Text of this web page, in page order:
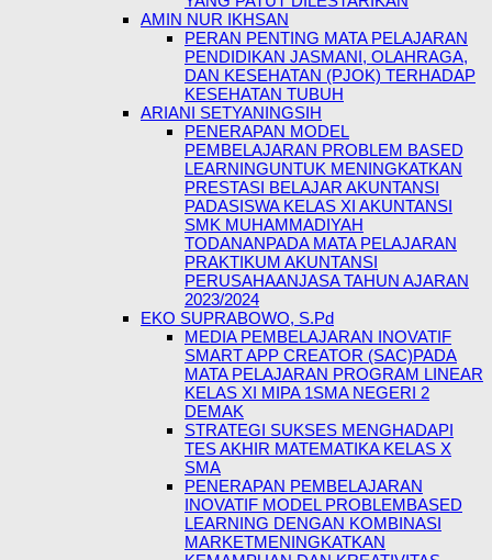
AMIN NUR IKHSAN
PERAN PENTING MATA PELAJARAN
PENDIDIKAN JASMANI, OLAHRAGA,
DAN KESEHATAN (PJOK) TERHADAP
KESEHATAN TUBUH
ARIANI SETYANINGSIH
PENERAPAN MODEL
PEMBELAJARAN PROBLEM BASED
LEARNINGUNTUK MENINGKATKAN
PRESTASI BELAJAR AKUNTANSI
PADASISWA KELAS XI AKUNTANSI
SMK MUHAMMADIYAH
TODANANPADA MATA PELAJARAN
PRAKTIKUM AKUNTANSI
PERUSAHAANJASA TAHUN AJARAN
2023/2024
EKO SUPRABOWO, S.Pd
MEDIA PEMBELAJARAN INOVATIF
SMART APP CREATOR (SAC)PADA
MATA PELAJARAN PROGRAM LINEAR
KELAS XI MIPA 1SMA NEGERI 2
DEMAK
STRATEGI SUKSES MENGHADAPI
TES AKHIR MATEMATIKA KELAS X
SMA
PENERAPAN PEMBELAJARAN
INOVATIF MODEL PROBLEMBASED
LEARNING DENGAN KOMBINASI
MARKETMENINGKATKAN